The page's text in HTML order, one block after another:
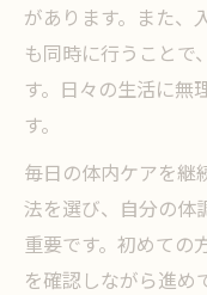
があります。また、
も同時に行うことで
す。日々の生活に無
す。
毎日の体内ケアを継
法を選び、自分の体
重要です。初めての
を確認しながら進め